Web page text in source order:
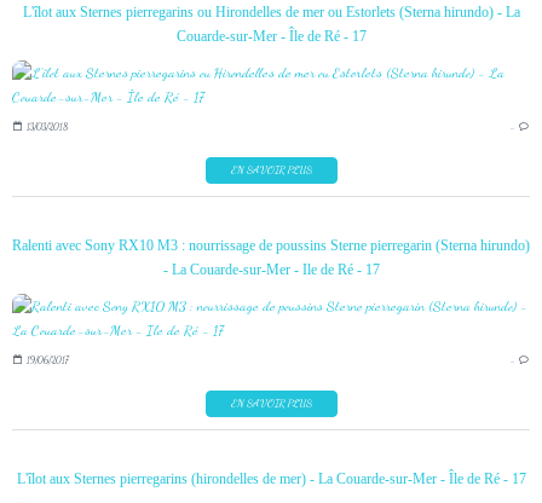
L'îlot aux Sternes pierregarins ou Hirondelles de mer ou Estorlets (Sterna hirundo) - La
Couarde-sur-Mer - Île de Ré - 17
13/03/2018 …
EN SAVOIR PLUS
Ralenti avec Sony RX10 M3 : nourrissage de poussins Sterne pierregarin (Sterna hirundo)
- La Couarde-sur-Mer - Ile de Ré - 17
19/06/2017 …
EN SAVOIR PLUS
L'îlot aux Sternes pierregarins (hirondelles de mer) - La Couarde-sur-Mer - Île de Ré - 17